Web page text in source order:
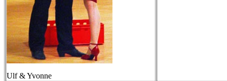
Ulf & Yvonne